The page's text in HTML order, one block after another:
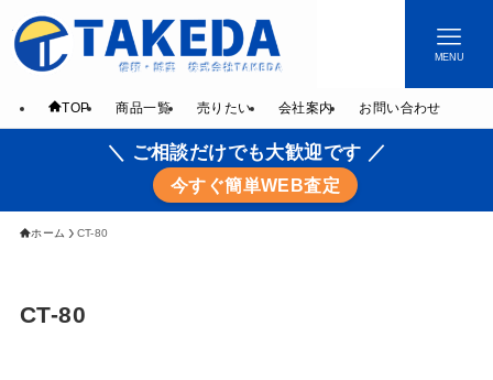
MENU
TOP 商品一覧 売りたい 会社案内 お問い合わせ
＼ ご相談だけでも大歓迎です ／
今すぐ簡単WEB査定
ホーム CT-80
CT-80